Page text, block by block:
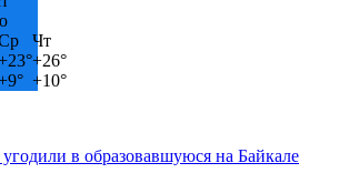
Чт
23°+26°
9° +10°
в образовавшуюся на Байкале